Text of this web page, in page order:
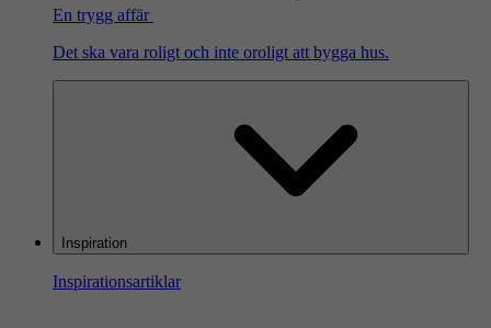
En trygg affär
Det ska vara roligt och inte oroligt att bygga hus.
Inspiration
Inspirationsartiklar